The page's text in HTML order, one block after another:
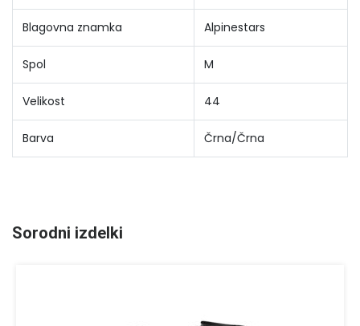
Blagovna znamka Alpinestars
Spol M
Velikost 44
Barva Črna/Črna
Sorodni izdelki